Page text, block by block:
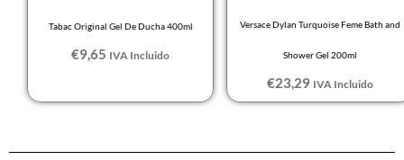
Tabac Original Gel De Ducha 400ml
€9,65 IVA Incluido
Versace Dylan Turquoise Feme Bath and
Shower Gel 200ml
€23,29 IVA Incluido